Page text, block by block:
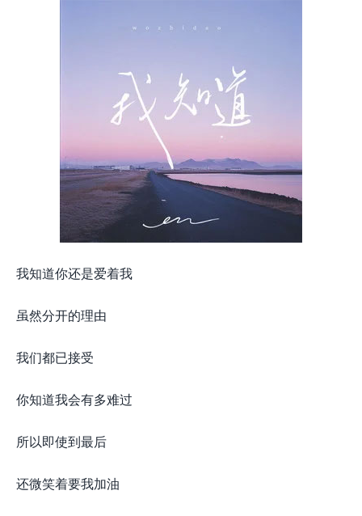
我知道你还是爱着我
虽然分开的理由
我们都已接受
你知道我会有多难过
所以即使到最后
还微笑着要我加油